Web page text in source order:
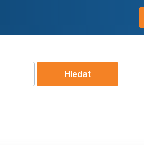
Hledat